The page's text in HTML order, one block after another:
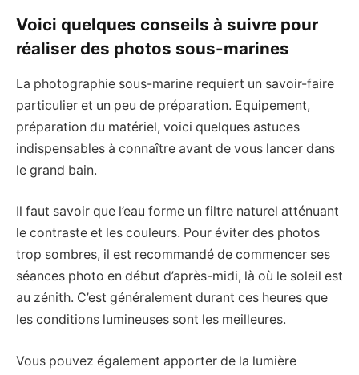
Voici quelques conseils à suivre pour
réaliser des photos sous-marines
La photographie sous-marine requiert un savoir-faire
particulier et un peu de préparation. Equipement,
préparation du matériel, voici quelques astuces
indispensables à connaître avant de vous lancer dans
le grand bain.
Il faut savoir que l’eau forme un filtre naturel atténuant
le contraste et les couleurs. Pour éviter des photos
trop sombres, il est recommandé de commencer ses
séances photo en début d’après-midi, là où le soleil est
au zénith. C’est généralement durant ces heures que
les conditions lumineuses sont les meilleures.
Vous pouvez également apporter de la lumière